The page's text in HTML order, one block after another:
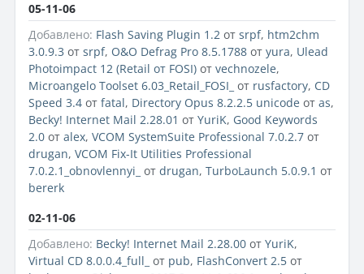
05-11-06
Добавлено: Flash Saving Plugin 1.2 от srpf, htm2chm
3.0.9.3 от srpf, O&O Defrag Pro 8.5.1788 от yura, Ulead
Photoimpact 12 (Retail от FOSI) от vechnozele,
Microangelo Toolset 6.03_Retail_FOSI_ от rusfactory, CD
Speed 3.4 от fatal, Directory Opus 8.2.2.5 unicode от as,
Becky! Internet Mail 2.28.01 от YuriK, Good Keywords
2.0 от alex, VCOM SystemSuite Professional 7.0.2.7 от
drugan, VCOM Fix-It Utilities Professional
7.0.2.1_obnovlennyi_ от drugan, TurboLaunch 5.0.9.1 от
bererk
02-11-06
Добавлено: Becky! Internet Mail 2.28.00 от YuriK,
Virtual CD 8.0.0.4_full_ от pub, FlashConvert 2.5 от